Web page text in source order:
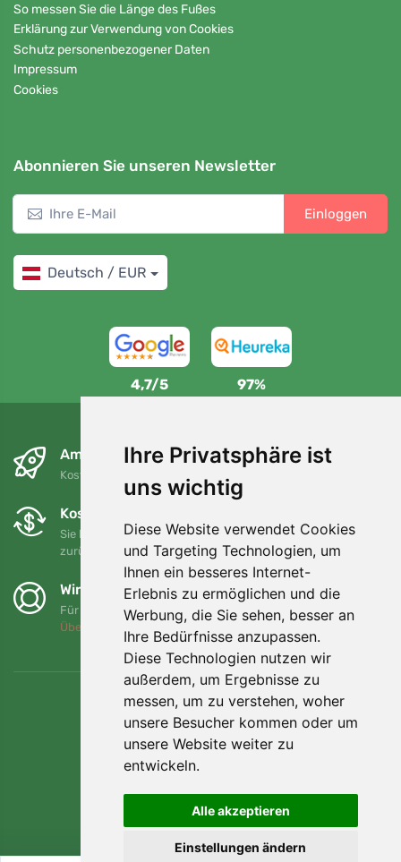
Ihre Privatsphäre ist
uns wichtig
Diese Website verwendet Cookies
und Targeting Technologien, um
Ihnen ein besseres Internet-
Erlebnis zu ermöglichen und die
Werbung, die Sie sehen, besser an
Ihre Bedürfnisse anzupassen.
Diese Technologien nutzen wir
außerdem, um Ergebnisse zu
messen, um zu verstehen, woher
unsere Besucher kommen oder um
unsere Website weiter zu
entwickeln.
Alle akzeptieren
Einstellungen ändern
So messen Sie die Länge des Fußes
Erklärung zur Verwendung von Cookies
Schutz personenbezogener Daten
Impressum
Cookies
Abonnieren Sie unseren Newsletter
Einloggen
Deutsch / EUR
4,7/5 97%
Am nächsten Tag und kostenlos
Kostenloser Versand für Bestellungen über 80 EUR
Kostenloser Umtausch und Rückgabe
Sie können Ihre Bestellung jederzeit innerhalb von 90 Tagen
zurückgeben oder umtauschen.
Wir unterstützen Trees.org
Für jede Bestellung pflanzen wir einen Baum! Mehr lesen
Über uns